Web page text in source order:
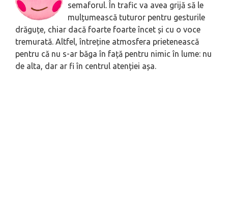
semaforul. În trafic va avea grijă să le
mulțumească tuturor pentru gesturile
drăguțe, chiar dacă foarte foarte încet și cu o voce
tremurată. Altfel, întreține atmosfera prietenească
pentru că nu s-ar băga în față pentru nimic în lume: nu
de alta, dar ar fi în centrul atenției așa.